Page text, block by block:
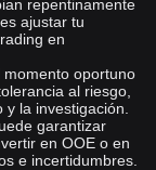
repentinamente
ajustar tu
en
oportuno
al riesgo,
la investigación.
garantizar
en OOE o en
e incertidumbres.